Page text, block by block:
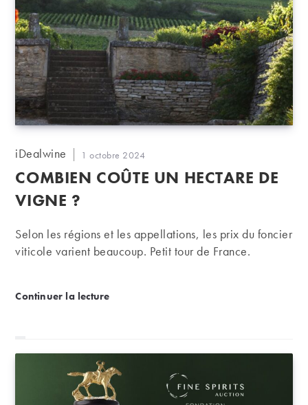
Auteur/autrice
la
publication :
iDealwine
Publication
publiée :
1 octobre 2024
COMBIEN COÛTE UN HECTARE DE
VIGNE ?
Selon les régions et les appellations, les prix du foncier
viticole varient beaucoup. Petit tour de France.
Continuer la lectureCombien coûte un hectare de vigne ?